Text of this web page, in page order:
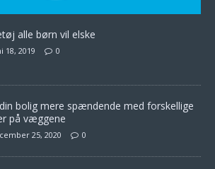
alle børn vil elske
18, 2019 0
bolig mere spændende med forskellige
på væggene
25, 2020 0